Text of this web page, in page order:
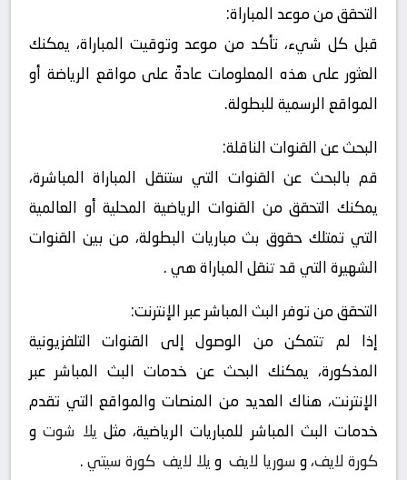
التحقق من موعد المباراة:
قبل كل شيء، تأكد من موعد وتوقيت المباراة، يمكنك
العثور على هذه المعلومات عادةً على مواقع الرياضة أو
المواقع الرسمية للبطولة.
البحث عن القنوات الناقلة:
قم بالبحث عن القنوات التي ستنقل المباراة المباشرة،
يمكنك التحقق من القنوات الرياضية المحلية أو العالمية
التي تمتلك حقوق بث مباريات البطولة، من بين القنوات
الشهيرة التي قد تنقل المباراة هي .
التحقق من توفر البث المباشر عبر الإنترنت:
إذا لم تتمكن من الوصول إلى القنوات التلفزيونية
المذكورة، يمكنك البحث عن خدمات البث المباشر عبر
الإنترنت، هناك العديد من المنصات والمواقع التي تقدم
خدمات البث المباشر للمباريات الرياضية، مثل يلا شوتو
كورة لايف، وسوريا لايف ويلا لايف كورة سيتي.